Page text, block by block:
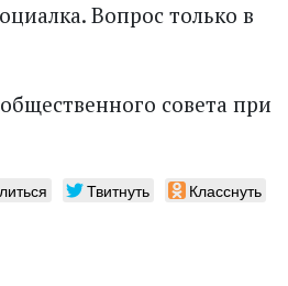
Вопрос только в
совета при
Твитнуть Класснуть